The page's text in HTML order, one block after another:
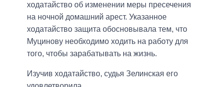
ходатайство об изменении меры пресечения
на ночной домашний арест. Указанное
ходатайство защита обосновывала тем, что
Муцинову необходимо ходить на работу для
того, чтобы зарабатывать на жизнь.
Изучив ходатайство, судья Зелинская его